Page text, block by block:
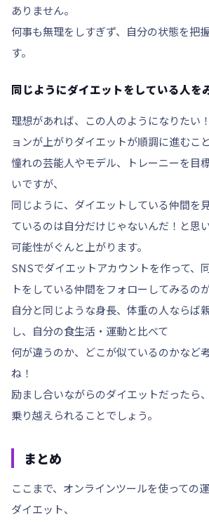
ありません。
何事も無理をしすぎず、自分の状態を把
す。
同じようにダイエットをしている人を
理想があれば、この人のようになりたい
ョンが上がりダイエットが順調に進むこ
憧れの芸能人やモデル、トレーニーを目
いですが、
同じように、ダイエットしている仲間を
ているのは自分だけじゃないんだ！と思
可能性がぐんと上がります。
SNSでダイエットアカウントを作って、
トをしている仲間をフォローしてみるの
自分と同じような身長、体重の人ならば
し、自分の食生活・運動と比べて
何が違うのか、どこが似ているのかなど
ね！
励まし合いながらのダイエットだったら
乗り越えられることでしょう。
まとめ
ここまで、オンラインツールを使っての
ダイエット、